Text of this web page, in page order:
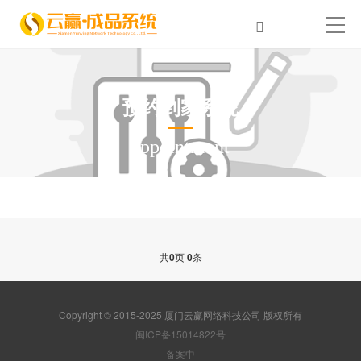
预约到家系统
appointment
共0页0条
Copyright © 2015-2025 厦门云赢网络科技公司 版权所有
闽ICP备15014822号
备案中